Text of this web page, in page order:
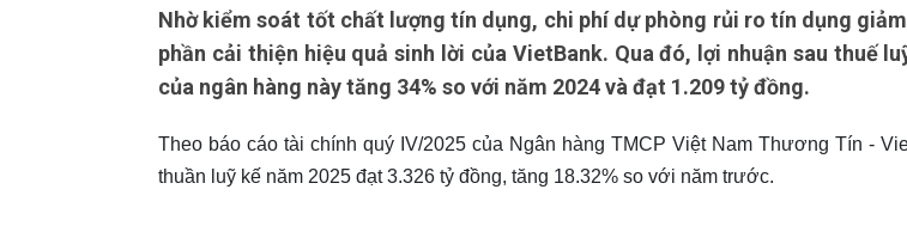
Nhờ kiểm soát tốt chất lượng tín dụng, chi phí dự phòng rủi ro tín dụng
phần cải thiện hiệu quả sinh lời của VietBank. Qua đó, lợi nhuận sau thuế
của ngân hàng này tăng 34% so với năm 2024 và đạt 1.209 tỷ đồng.
Theo báo cáo tài chính quý IV/2025 của Ngân hàng TMCP Việt Nam Thương Tín -
thuần luỹ kế năm 2025 đạt 3.326 tỷ đồng, tăng 18.32% so với năm trước.